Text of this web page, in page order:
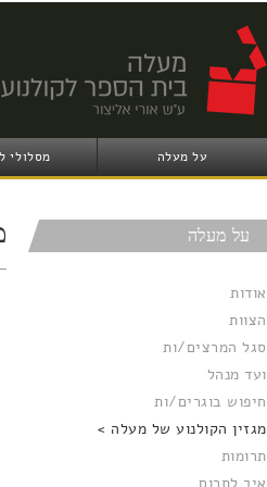
על מעלה מסלולי
על מעלה
אודות
הצוות
סגל המרצים/ות
ועד מנהל
חיפוש בוגרים/ות
מגזין הקולנוע של מעלה
תרומות